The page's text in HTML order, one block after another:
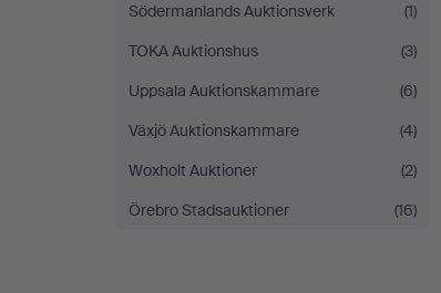
Södermanlands Auktionsverk
(1)
TOKA Auktionshus
(3)
Uppsala Auktionskammare
(6)
Växjö Auktionskammare
(4)
Woxholt Auktioner
(2)
Örebro Stadsauktioner
(16)